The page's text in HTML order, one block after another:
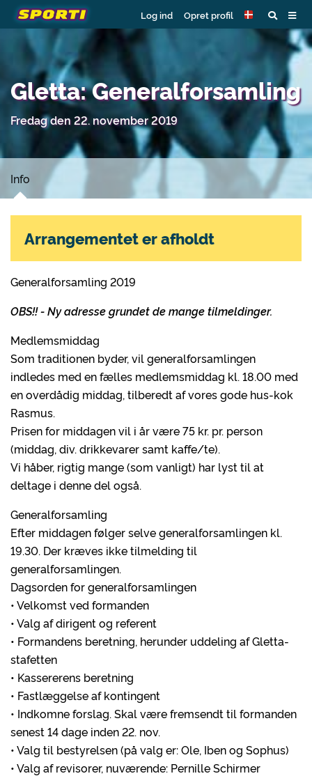
Log ind Opret profil
Gletta: Generalforsamling
Fredag den 22. november 2019
Info
Generalforsamling 2019
OBS!! - Ny adresse grundet de mange tilmeldinger.
Medlemsmiddag
Som traditionen byder, vil generalforsamlingen
indledes med en fælles medlemsmiddag kl. 18.00 med
en overdådig middag, tilberedt af vores gode hus-kok
Rasmus.
Prisen for middagen vil i år være 75 kr. pr. person
(middag, div. drikkevarer samt kaffe/te).
Vi håber, rigtig mange (som vanligt) har lyst til at
deltage i denne del også.
Generalforsamling
Efter middagen følger selve generalforsamlingen kl.
19.30. Der kræves ikke tilmelding til
generalforsamlingen.
Dagsorden for generalforsamlingen
• Velkomst ved formanden
• Valg af dirigent og referent
• Formandens beretning, herunder uddeling af Gletta-
stafetten
• Kassererens beretning
• Fastlæggelse af kontingent
• Indkomne forslag. Skal være fremsendt til formanden
senest 14 dage inden 22. nov.
• Valg til bestyrelsen (på valg er: Ole, Iben og Sophus)
• Valg af revisorer, nuværende: Pernille Schirmer
Arrangementet er afholdt